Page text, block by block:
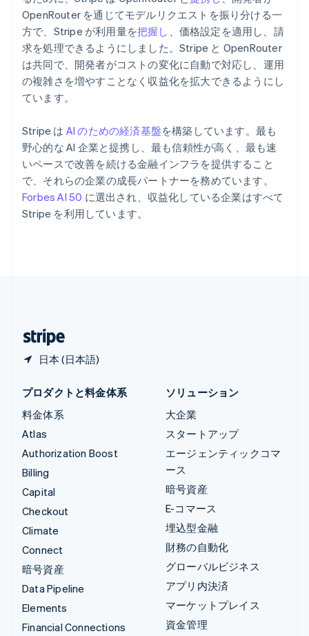
OpenRouter を通じてモデルリクエストを振り分ける一
方で、Stripe が利用量を把握し 、価格設定を適用し、請
求を処理できるようにしました。Stripe と OpenRouter
は共同で、開発者がコストの変化に自動で対応し、運用
の複雑さを増やすことなく収益化を拡大できるようにし
ています。
Stripe は AI のための経済基盤を構築しています。最も
野心的な AI 企業と提携し、最も信頼性が高く、最も速
いペースで改善を続ける金融インフラを提供すること
で、それらの企業の成長パートナーを務めています。
Forbes AI 50 に選出され、収益化している企業はすべて
Stripe を利用しています。
日本 (日本語)
ポルトガル
Português English
マルタ
English
マレーシア
English简体中文
メキシコ
Español
English
リトアニア
English
リヒテンシュタイン
Deutsch English
ルーマニア
English
プロダクトと料金体系
料金体系
Atlas
Authorization Boost
Billing
Capital
Checkout
Climate
Connect
暗号資産
Data Pipeline
Elements
Financial Connections
ソリューション
大企業
スタートアップ
エージェンティックコマ
ース
暗号資産
E-コマース
埋込型金融
財務の自動化
グローバルビジネス
アプリ内決済
マーケットプレイス
資金管理